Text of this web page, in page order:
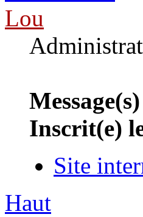
Lou
Inscrit(e)
Site
Haut